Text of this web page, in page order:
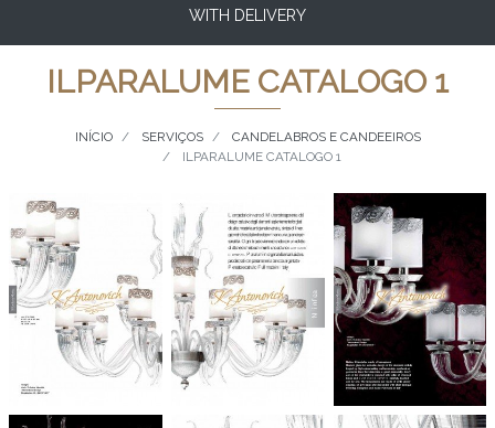
WITH DELIVERY
ILPARALUME CATALOGO 1
INÍCIO SERVIÇOS
CANDELABROS E CANDEEIROS
ILPARALUME CATALOGO 1